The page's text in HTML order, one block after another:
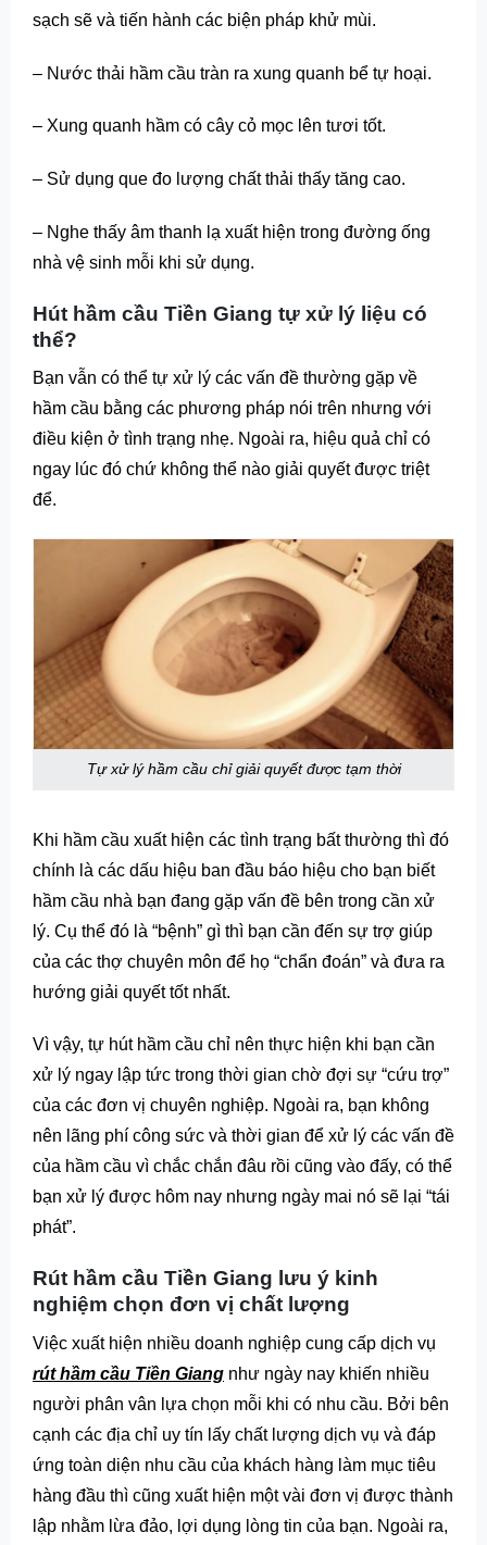
sạch sẽ và tiến hành các biện pháp khử mùi.
– Nước thải hầm cầu tràn ra xung quanh bể tự hoại.
– Xung quanh hầm có cây cỏ mọc lên tươi tốt.
– Sử dụng que đo lượng chất thải thấy tăng cao.
– Nghe thấy âm thanh lạ xuất hiện trong đường ống
nhà vệ sinh mỗi khi sử dụng.
Hút hầm cầu Tiền Giang tự xử lý liệu có
thể?
Bạn vẫn có thể tự xử lý các vấn đề thường gặp về
hầm cầu bằng các phương pháp nói trên nhưng với
điều kiện ở tình trạng nhẹ. Ngoài ra, hiệu quả chỉ có
ngay lúc đó chứ không thể nào giải quyết được triệt
để.
Tự xử lý hầm cầu chỉ giải quyết được tạm thời
Khi hầm cầu xuất hiện các tình trạng bất thường thì đó
chính là các dấu hiệu ban đầu báo hiệu cho bạn biết
hầm cầu nhà bạn đang gặp vấn đề bên trong cần xử
lý. Cụ thể đó là “bệnh” gì thì bạn cần đến sự trợ giúp
của các thợ chuyên môn để họ “chẩn đoán” và đưa ra
hướng giải quyết tốt nhất.
Vì vậy, tự hút hầm cầu chỉ nên thực hiện khi bạn cần
xử lý ngay lập tức trong thời gian chờ đợi sự “cứu trợ”
của các đơn vị chuyên nghiệp. Ngoài ra, bạn không
nên lãng phí công sức và thời gian để xử lý các vấn đề
của hầm cầu vì chắc chắn đâu rồi cũng vào đấy, có thể
bạn xử lý được hôm nay nhưng ngày mai nó sẽ lại “tái
phát”.
Rút hầm cầu Tiền Giang lưu ý kinh
nghiệm chọn đơn vị chất lượng
Việc xuất hiện nhiều doanh nghiệp cung cấp dịch vụ
rút hầm cầu Tiền Giang như ngày nay khiến nhiều
người phân vân lựa chọn mỗi khi có nhu cầu. Bởi bên
cạnh các địa chỉ uy tín lấy chất lượng dịch vụ và đáp
ứng toàn diện nhu cầu của khách hàng làm mục tiêu
hàng đầu thì cũng xuất hiện một vài đơn vị được thành
lập nhằm lừa đảo, lợi dụng lòng tin của bạn. Ngoài ra,